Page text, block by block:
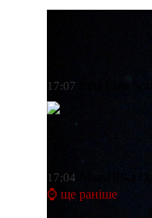
17:07 Cola
17:04 MamaRika
⌚ ще раніше